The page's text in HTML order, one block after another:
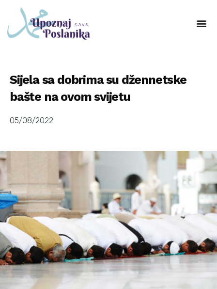
Sijela sa dobrima su džennetske
bašte na ovom svijetu
05/08/2022